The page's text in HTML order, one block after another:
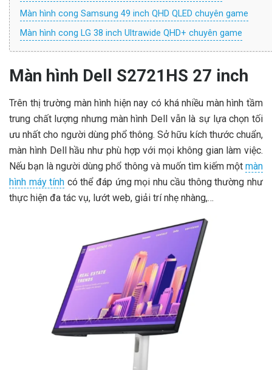
Màn hình cong Samsung 49 inch QHD QLED chuyên game
Màn hình cong LG 38 inch Ultrawide QHD+ chuyên game
Màn hình Dell S2721HS 27 inch
Trên thị trường màn hình hiện nay có khá nhiều màn hình tầm
trung chất lượng nhưng màn hình Dell vẫn là sự lựa chọn tối
ưu nhất cho người dùng phổ thông. Sở hữu kích thước chuẩn,
màn hình Dell hầu như phù hợp với mọi không gian làm việc.
Nếu bạn là người dùng phổ thông và muốn tìm kiếm một màn
hình máy tính có thể đáp ứng mọi nhu cầu thông thường như
thực hiện đa tác vụ, lướt web, giải trí nhẹ nhàng,…